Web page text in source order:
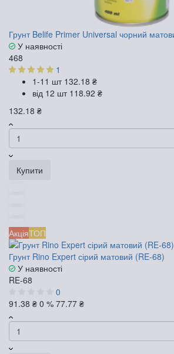
Грунт Belife Primer Universal чорний
У наявності
468
1
1-11 шт 132.18 ₴
від 12 шт 118.92 ₴
132.18 ₴
Купити
АкціяТОП
Грунт Rino Expert сірий матовий (RE-68)
У наявності
RE-68
0
91.38 ₴ 0 % 77.77 ₴